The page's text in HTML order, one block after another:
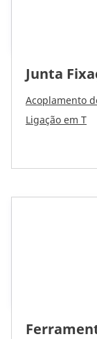
Junta
Acoplamento
Ligação em T